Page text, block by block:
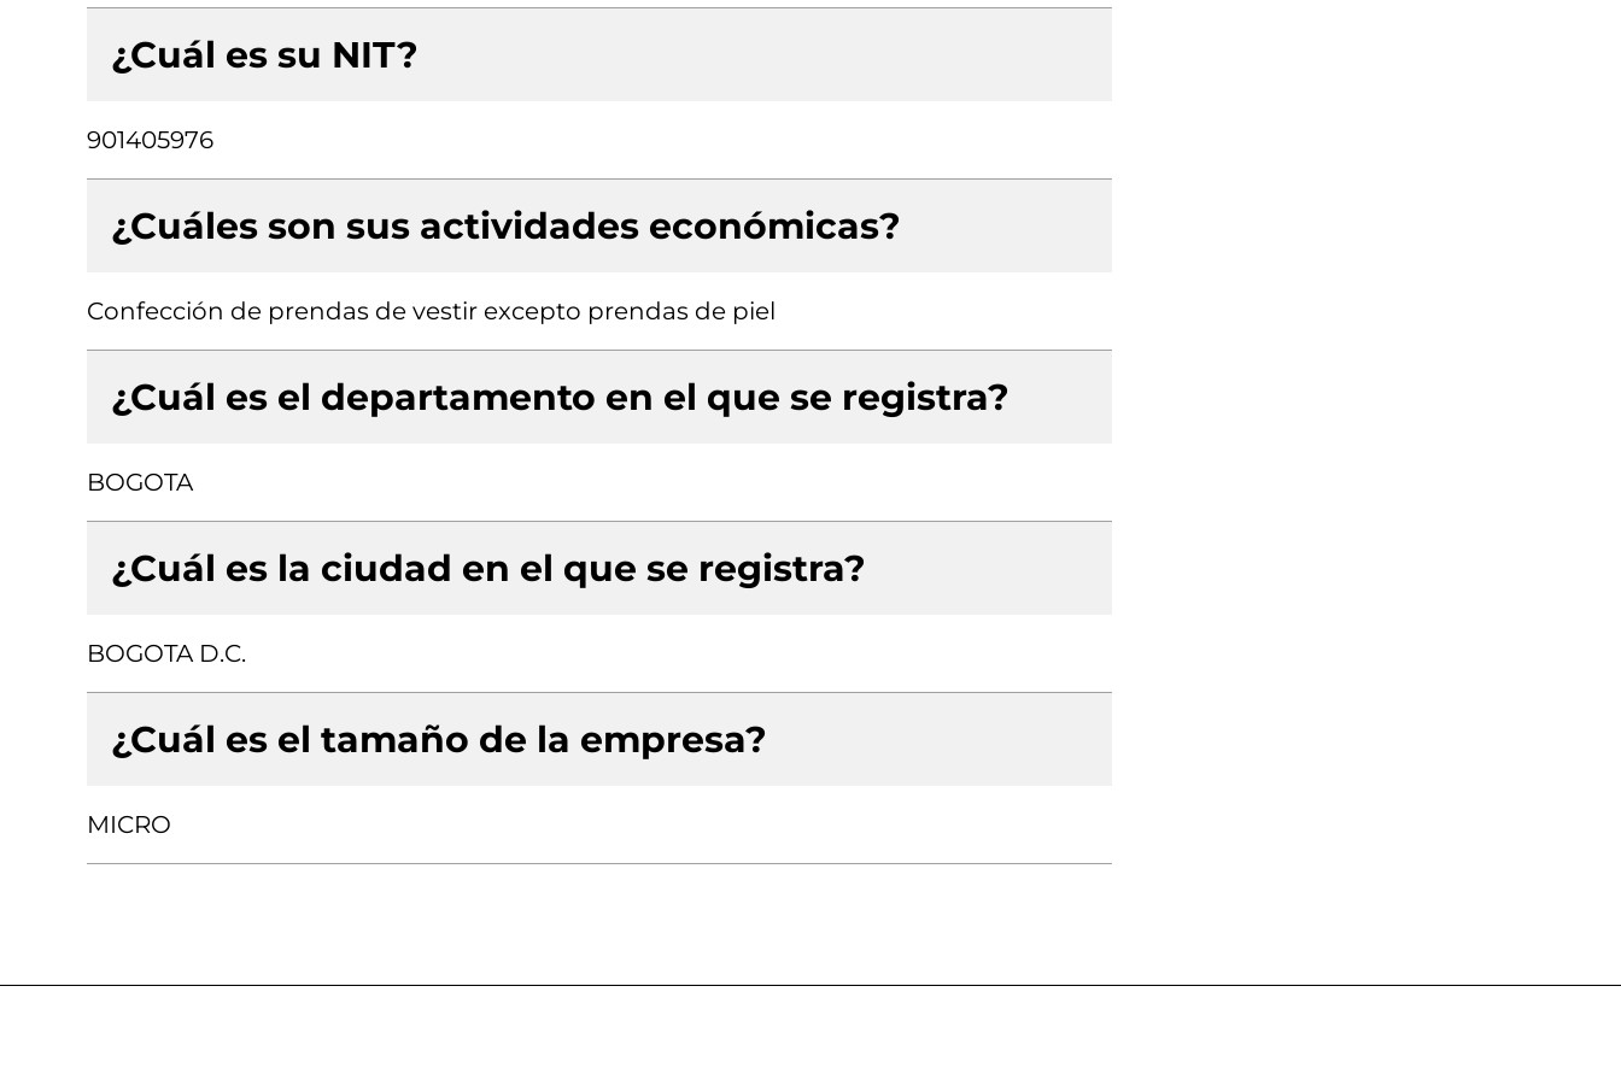
¿Cuál es su NIT?
901405976
¿Cuáles son sus actividades económicas?
Confección de prendas de vestir excepto prendas de piel
¿Cuál es el departamento en el que se registra?
BOGOTA
¿Cuál es la ciudad en el que se registra?
BOGOTA D.C.
¿Cuál es el tamaño de la empresa?
MICRO